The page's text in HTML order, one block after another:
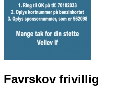
Favrskov frivillig